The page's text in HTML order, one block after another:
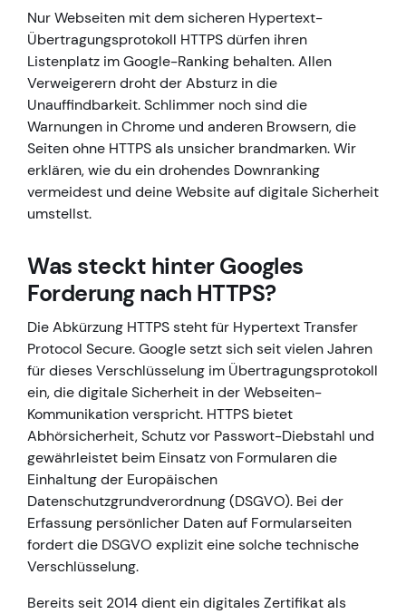
Nur Webseiten mit dem sicheren Hypertext-
Übertragungsprotokoll HTTPS dürfen ihren
Listenplatz im Google-Ranking behalten. Allen
Verweigerern droht der Absturz in die
Unauffindbarkeit. Schlimmer noch sind die
Warnungen in Chrome und anderen Browsern, die
Seiten ohne HTTPS als unsicher brandmarken. Wir
erklären, wie du ein drohendes Downranking
vermeidest und deine Website auf digitale Sicherheit
umstellst.
Was steckt hinter Googles
Forderung nach HTTPS?
Die Abkürzung HTTPS steht für Hypertext Transfer
Protocol Secure. Google setzt sich seit vielen Jahren
für dieses Verschlüsselung im Übertragungsprotokoll
ein, die digitale Sicherheit in der Webseiten-
Kommunikation verspricht. HTTPS bietet
Abhörsicherheit, Schutz vor Passwort-Diebstahl und
gewährleistet beim Einsatz von Formularen die
Einhaltung der Europäischen
Datenschutzgrundverordnung (DSGVO). Bei der
Erfassung persönlicher Daten auf Formularseiten
fordert die DSGVO explizit eine solche technische
Verschlüsselung.
Bereits seit 2014 dient ein digitales Zertifikat als